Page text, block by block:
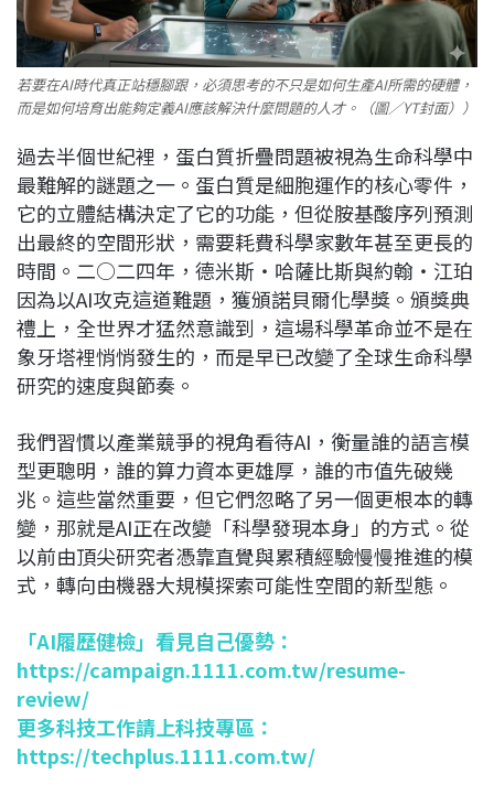
若要在AI時代真正站穩腳跟，必須思考的不只是如何生產AI所需的硬體，
而是如何培育出能夠定義AI應該解決什麼問題的人才。（圖／YT封面））
過去半個世紀裡，蛋白質折疊問題被視為生命科學中
最難解的謎題之一。蛋白質是細胞運作的核心零件，
它的立體結構決定了它的功能，但從胺基酸序列預測
出最終的空間形狀，需要耗費科學家數年甚至更長的
時間。二○二四年，德米斯・哈薩比斯與約翰・江珀
因為以AI攻克這道難題，獲頒諾貝爾化學獎。頒獎典
禮上，全世界才猛然意識到，這場科學革命並不是在
象牙塔裡悄悄發生的，而是早已改變了全球生命科學
研究的速度與節奏。
我們習慣以產業競爭的視角看待AI，衡量誰的語言模
型更聰明，誰的算力資本更雄厚，誰的市值先破幾
兆。這些當然重要，但它們忽略了另一個更根本的轉
變，那就是AI正在改變「科學發現本身」的方式。從
以前由頂尖研究者憑靠直覺與累積經驗慢慢推進的模
式，轉向由機器大規模探索可能性空間的新型態。
「AI履歷健檢」看見自己優勢：
https://campaign.1111.com.tw/resume-
review/
更多科技工作請上科技專區：
https://techplus.1111.com.tw/